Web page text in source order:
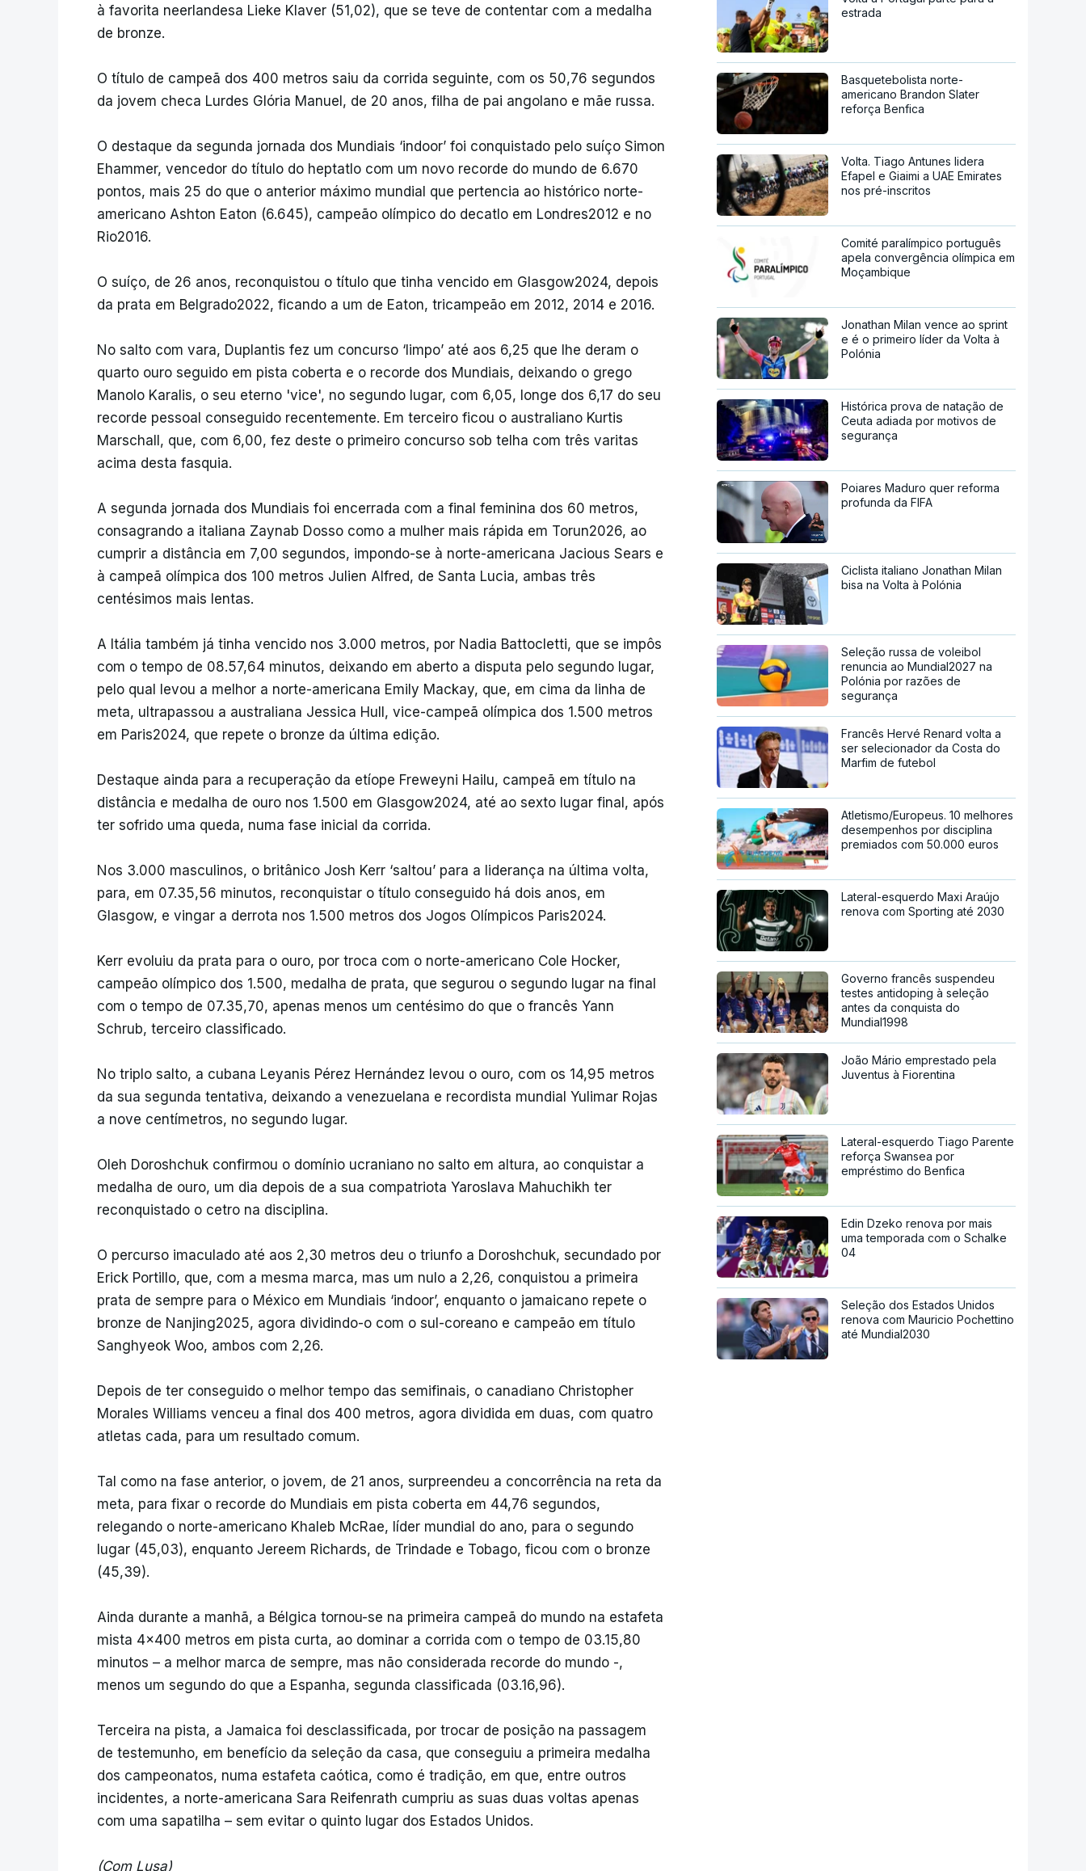
à favorita neerlandesa Lieke Klaver (51,02), que se teve de contentar com a medalha
de bronze.
O título de campeã dos 400 metros saiu da corrida seguinte, com os 50,76 segundos
da jovem checa Lurdes Glória Manuel, de 20 anos, filha de pai angolano e mãe russa.
O destaque da segunda jornada dos Mundiais ‘indoor’ foi conquistado pelo suíço Simon
Ehammer, vencedor do título do heptatlo com um novo recorde do mundo de 6.670
pontos, mais 25 do que o anterior máximo mundial que pertencia ao histórico norte-
americano Ashton Eaton (6.645), campeão olímpico do decatlo em Londres2012 e no
Rio2016.
O suíço, de 26 anos, reconquistou o título que tinha vencido em Glasgow2024, depois
da prata em Belgrado2022, ficando a um de Eaton, tricampeão em 2012, 2014 e 2016.
No salto com vara, Duplantis fez um concurso ‘limpo’ até aos 6,25 que lhe deram o
quarto ouro seguido em pista coberta e o recorde dos Mundiais, deixando o grego
Manolo Karalis, o seu eterno 'vice', no segundo lugar, com 6,05, longe dos 6,17 do seu
recorde pessoal conseguido recentemente. Em terceiro ficou o australiano Kurtis
Marschall, que, com 6,00, fez deste o primeiro concurso sob telha com três varitas
acima desta fasquia.
A segunda jornada dos Mundiais foi encerrada com a final feminina dos 60 metros,
consagrando a italiana Zaynab Dosso como a mulher mais rápida em Torun2026, ao
cumprir a distância em 7,00 segundos, impondo-se à norte-americana Jacious Sears e
à campeã olímpica dos 100 metros Julien Alfred, de Santa Lucia, ambas três
centésimos mais lentas.
A Itália também já tinha vencido nos 3.000 metros, por Nadia Battocletti, que se impôs
com o tempo de 08.57,64 minutos, deixando em aberto a disputa pelo segundo lugar,
pelo qual levou a melhor a norte-americana Emily Mackay, que, em cima da linha de
meta, ultrapassou a australiana Jessica Hull, vice-campeã olímpica dos 1.500 metros
em Paris2024, que repete o bronze da última edição.
Destaque ainda para a recuperação da etíope Freweyni Hailu, campeã em título na
distância e medalha de ouro nos 1.500 em Glasgow2024, até ao sexto lugar final, após
ter sofrido uma queda, numa fase inicial da corrida.
Nos 3.000 masculinos, o britânico Josh Kerr ‘saltou’ para a liderança na última volta,
para, em 07.35,56 minutos, reconquistar o título conseguido há dois anos, em
Glasgow, e vingar a derrota nos 1.500 metros dos Jogos Olímpicos Paris2024.
Kerr evoluiu da prata para o ouro, por troca com o norte-americano Cole Hocker,
campeão olímpico dos 1.500, medalha de prata, que segurou o segundo lugar na final
com o tempo de 07.35,70, apenas menos um centésimo do que o francês Yann
Schrub, terceiro classificado.
No triplo salto, a cubana Leyanis Pérez Hernández levou o ouro, com os 14,95 metros
da sua segunda tentativa, deixando a venezuelana e recordista mundial Yulimar Rojas
a nove centímetros, no segundo lugar.
Oleh Doroshchuk confirmou o domínio ucraniano no salto em altura, ao conquistar a
medalha de ouro, um dia depois de a sua compatriota Yaroslava Mahuchikh ter
reconquistado o cetro na disciplina.
O percurso imaculado até aos 2,30 metros deu o triunfo a Doroshchuk, secundado por
Erick Portillo, que, com a mesma marca, mas um nulo a 2,26, conquistou a primeira
prata de sempre para o México em Mundiais ‘indoor’, enquanto o jamaicano repete o
bronze de Nanjing2025, agora dividindo-o com o sul-coreano e campeão em título
Sanghyeok Woo, ambos com 2,26.
Depois de ter conseguido o melhor tempo das semifinais, o canadiano Christopher
Morales Williams venceu a final dos 400 metros, agora dividida em duas, com quatro
atletas cada, para um resultado comum.
Tal como na fase anterior, o jovem, de 21 anos, surpreendeu a concorrência na reta da
meta, para fixar o recorde do Mundiais em pista coberta em 44,76 segundos,
relegando o norte-americano Khaleb McRae, líder mundial do ano, para o segundo
lugar (45,03), enquanto Jereem Richards, de Trindade e Tobago, ficou com o bronze
(45,39).
Ainda durante a manhã, a Bélgica tornou-se na primeira campeã do mundo na estafeta
mista 4x400 metros em pista curta, ao dominar a corrida com o tempo de 03.15,80
minutos – a melhor marca de sempre, mas não considerada recorde do mundo -,
menos um segundo do que a Espanha, segunda classificada (03.16,96).
Terceira na pista, a Jamaica foi desclassificada, por trocar de posição na passagem
de testemunho, em benefício da seleção da casa, que conseguiu a primeira medalha
dos campeonatos, numa estafeta caótica, como é tradição, em que, entre outros
incidentes, a norte-americana Sara Reifenrath cumpriu as suas duas voltas apenas
com uma sapatilha – sem evitar o quinto lugar dos Estados Unidos.
(Com Lusa)
estrada
Basquetebolista norte-
americano Brandon Slater
reforça Benfica
Volta. Tiago Antunes lidera
Efapel e Giaimi a UAE Emirates
nos pré-inscritos
Comité paralímpico português
apela convergência olímpica em
Moçambique
Jonathan Milan vence ao sprint
e é o primeiro líder da Volta à
Polónia
Histórica prova de natação de
Ceuta adiada por motivos de
segurança
Poiares Maduro quer reforma
profunda da FIFA
Ciclista italiano Jonathan Milan
bisa na Volta à Polónia
Seleção russa de voleibol
renuncia ao Mundial2027 na
Polónia por razões de
segurança
Francês Hervé Renard volta a
ser selecionador da Costa do
Marfim de futebol
Atletismo/Europeus. 10 melhores
desempenhos por disciplina
premiados com 50.000 euros
Lateral-esquerdo Maxi Araújo
renova com Sporting até 2030
Governo francês suspendeu
testes antidoping à seleção
antes da conquista do
Mundial1998
João Mário emprestado pela
Juventus à Fiorentina
Lateral-esquerdo Tiago Parente
reforça Swansea por
empréstimo do Benfica
Edin Dzeko renova por mais
uma temporada com o Schalke
04
Seleção dos Estados Unidos
renova com Mauricio Pochettino
até Mundial2030